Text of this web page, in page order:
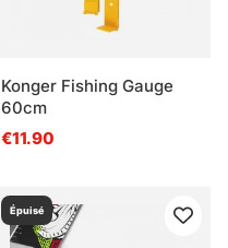
Konger Fishing Gauge
60cm
€11.90
Épuisé